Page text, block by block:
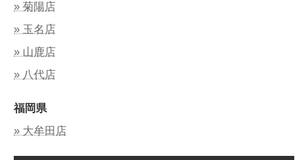
» 菊陽店
» 玉名店
» 山鹿店
» 八代店
福岡県
» 大牟田店